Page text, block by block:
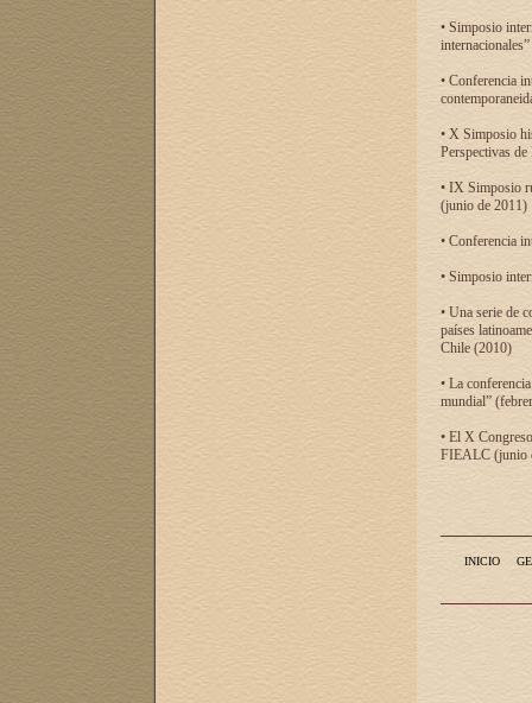
• Simposio
• Conferencia
• X Simposio
Perspectivas
• IX Simposio
(junio de 2011)
• Conferencia
• Simposio
• Una serie de
países
Chile (2010)
• La
mundial”
• El X
FIEALC (junio
INICIO